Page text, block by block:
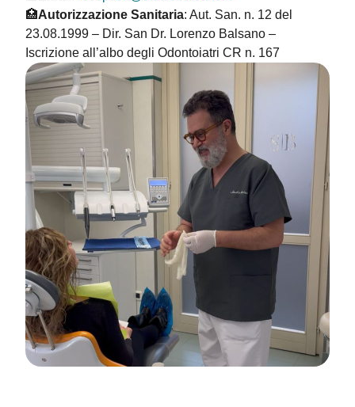
🏥Autorizzazione Sanitaria: Aut. San. n. 12 del
23.08.1999 – Dir. San Dr. Lorenzo Balsano –
Iscrizione all’albo degli Odontoiatri CR n. 167